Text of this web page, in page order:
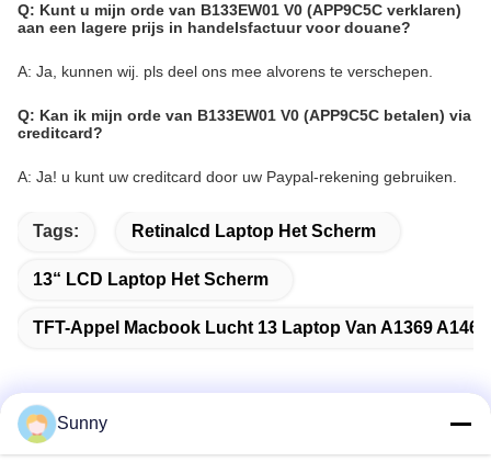
Q: Kunt u mijn orde van B133EW01 V0 (APP9C5C verklaren)
aan een lagere prijs in handelsfactuur voor douane?
A: Ja, kunnen wij. pls deel ons mee alvorens te verschepen.
Q: Kan ik mijn orde van B133EW01 V0 (APP9C5C betalen) via
creditcard?
A: Ja! u kunt uw creditcard door uw Paypal-rekening gebruiken.
Tags: Retinalcd Laptop Het Scherm
13“ LCD Laptop Het Scherm
TFT-Appel Macbook Lucht 13 Laptop Van A1369
Sunny